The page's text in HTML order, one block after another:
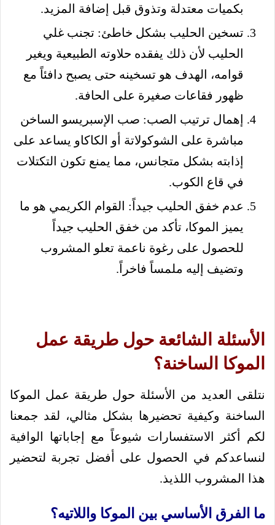
بكميات معتدلة وتذوق قبل إضافة المزيد.
تسخين الحليب بشكل خاطئ: تجنب غلي
الحليب لأن ذلك يفقده حلاوته الطبيعية ويغير
قوامه، الهدف هو تسخينه حتى يصبح دافئاً مع
ظهور فقاعات صغيرة على الحافة.
إهمال ترتيب الصب: صب الإسبريسو الساخن
مباشرة على الشوكولاتة أو الكاكاو يساعد على
إذابته بشكل متجانس، مما يمنع تكون التكتلات
في قاع الكوب.
عدم خفق الحليب جيداً: القوام الكريمي هو ما
يميز الموكا، تأكد من خفق الحليب جيداً
للحصول على رغوة ناعمة تعلو المشروب
وتضيف إليه ملمساً فاخراً.
الأسئلة الشائعة حول طريقة عمل
الموكا الساخنة؟
نتلقى العديد من الأسئلة حول طريقة عمل الموكا
الساخنة وكيفية تحضيرها بشكل مثالي، لقد جمعنا
لكم أكثر الاستفسارات شيوعاً مع إجاباتها الوافية
لنساعدكم في الحصول على أفضل تجربة لتحضير
هذا المشروب اللذيذ.
ما الفرق الأساسي بين الموكا واللاتيه؟